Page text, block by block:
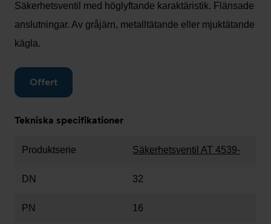
Säkerhetsventil med höglyftande karaktäristik. Flänsade
anslutningar. Av gråjärn, metalltätande eller mjuktätande
kägla.
Offert
Tekniska specifikationer
Produktserie Säkerhetsventil AT 4539-
DN 32
PN 16